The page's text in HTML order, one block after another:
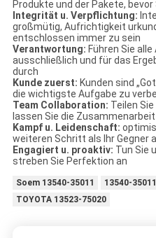
Produkte und der Pakete, bevor
Integrität u. Verpflichtung:
großmütig, Aufrichtigkeit
entschlossen immer zu sein
Verantwortung: Führen Sie
ausschließlich und für das
durch
Kunde zuerst: Kunden sind
die wichtigste Aufgabe zu
Team Collaboration: Teilen
lassen Sie die
Kampf u. Leidenschaft:
weiteren Schritt als Ihr Gegner
Engagiert u. proaktiv: Tun Sie
streben Sie Perfektion an
Soem 13540-35011
13540-
TOYOTA 13523-75020